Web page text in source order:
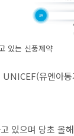
있는 신풍제약
유엔아
있으며 당초 올